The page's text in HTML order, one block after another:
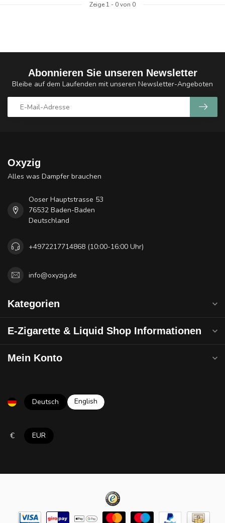
Zeige 1 - 0von 0
Abonnieren Sie unseren Newsletter
Bleibe auf dem Laufenden mit unseren Newsletter-Angeboten
Oxyzig
Alles was Dampfer brauchen
Ooser Hauptstrasse 53
76532 Baden-Baden
Deutschland
+4972217714868 (10:00-16:00 Uhr)
info@oxyzig.de
Kategorien
E-Zigarette & Liquid Shop Informationen
Mein Konto
Deutsch English
€ EUR